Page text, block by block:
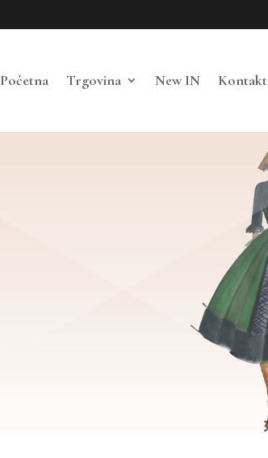
Početna Trgovina New IN Kontakt